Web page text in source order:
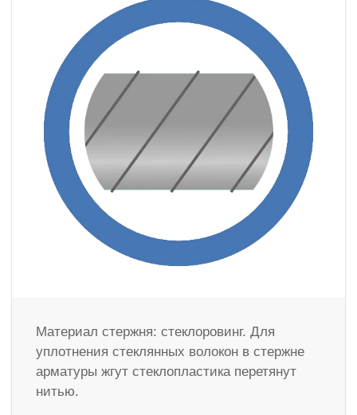
Материал стержня: стеклоровинг. Для
уплотнения стеклянных волокон в стержне
арматуры жгут стеклопластика перетянут
нитью.